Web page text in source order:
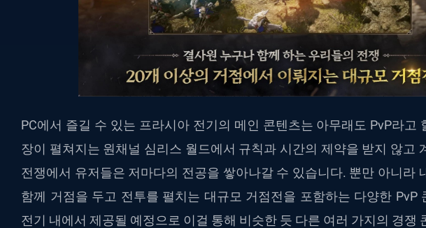
PC에서 즐길 수 있는 프라시아 전기의 메인 콘텐츠는 아무래도 PvP라고
장이 펼쳐지는 원채널 심리스 월드에서 규칙과 시간의 제약을 받지 않고
전쟁에서 유저들은 저마다의 전공을 쌓아나갈 수 있습니다. 뿐만 아니라
함께 거점을 두고 전투를 펼치는 대규모 거점전을 포함하는 다양한 PvP
전기 내에서 제공될 예정으로 이걸 통해 비슷한 듯 다른 여러 가지의 경쟁